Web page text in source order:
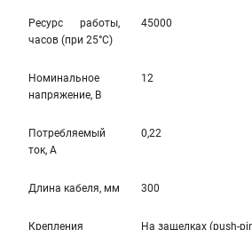
Ресурс работы,
часов (при 25°C)
45000
Номинальное
напряжение, В
12
Потребляемый
ток, А
0,22
Длина кабеля, мм 300
Крепления На защелкаx (push-